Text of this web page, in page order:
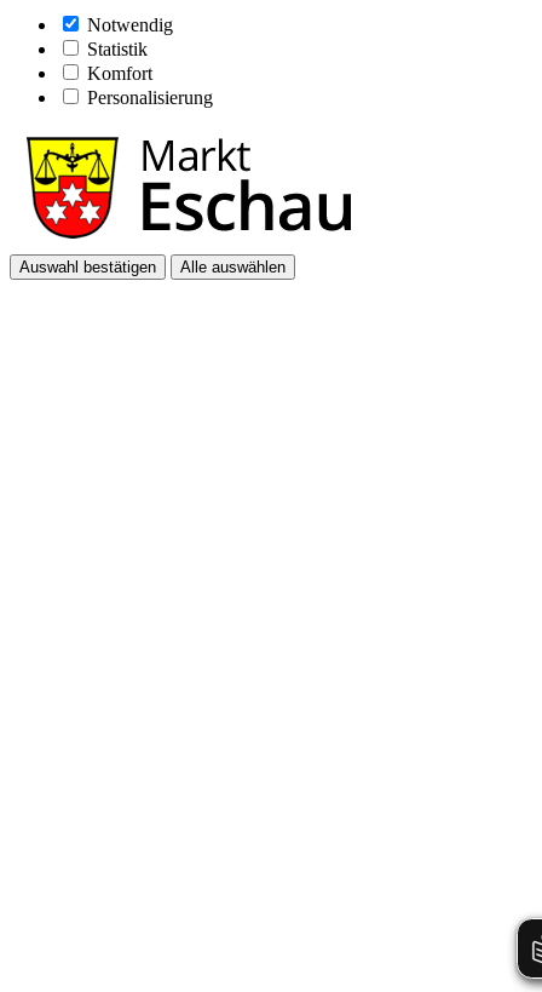
Notwendig
Statistik
Komfort
Personalisierung
Auswahl bestätigen Alle auswählen